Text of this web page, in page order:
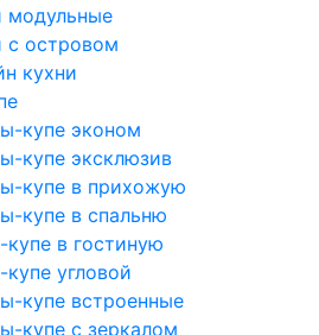
модульные
с островом
кухни
купе эконом
купе эксклюзив
купе в прихожую
купе в спальню
в гостиную
угловой
купе встроенные
купе с зеркалом